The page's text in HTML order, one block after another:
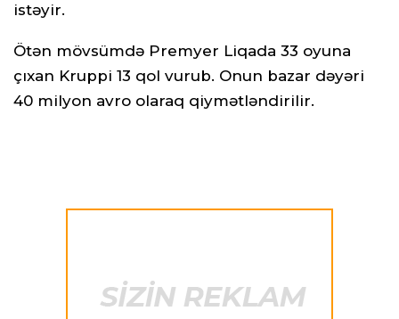
istəyir.
Ötən mövsümdə Premyer Liqada 33 oyuna
çıxan Kruppi 13 qol vurub. Onun bazar dəyəri
40 milyon avro olaraq qiymətləndirilir.